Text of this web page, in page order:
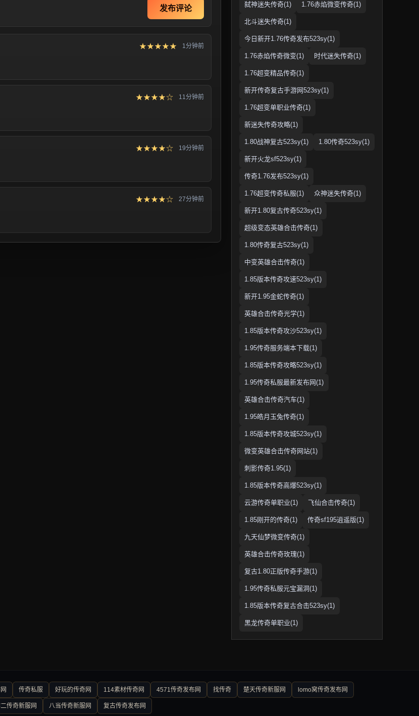
发布评论
★★★★★ 1分钟前
★★★★☆ 11分钟前
★★★★☆ 19分钟前
★★★★☆ 27分钟前
弑神迷失传奇(1) 1.76赤焰微变传奇(1)
北斗迷失传奇(1)
今日新开1.76传奇发布523sy(1)
1.76赤焰传奇微变(1) 时代迷失传奇(1)
1.76超变精品传奇(1)
新开传奇复古手游网523sy(1)
1.76超变单职业传奇(1)
新迷失传奇攻略(1)
1.80战神复古523sy(1) 1.80传奇523sy(1)
新开火龙sf523sy(1)
传奇1.76发布523sy(1)
1.76超变传奇私服(1) 众神迷失传奇(1)
新开1.80复古传奇523sy(1)
超级变态英雄合击传奇(1)
1.80传奇复古523sy(1)
中变英雄合击传奇(1)
1.85版本传奇攻速523sy(1)
新开1.95金蛇传奇(1)
英雄合击传奇光学(1)
1.85版本传奇攻沙523sy(1)
1.95传奇服务端本下载(1)
1.85版本传奇攻略523sy(1)
1.95传奇私服最新发布网(1)
英雄合击传奇汽车(1)
1.95皓月玉兔传奇(1)
1.85版本传奇攻城523sy(1)
微变英雄合击传奇网站(1)
刺影传奇1.95(1)
1.85版本传奇高爆523sy(1)
云游传奇单职业(1) 飞仙合击传奇(1)
1.85刚开的传奇(1) 传奇sf195逍遥版(1)
九天仙梦微变传奇(1)
英雄合击传奇玫瑰(1)
复古1.80正版传奇手游(1)
1.95传奇私服元宝漏洞(1)
1.85版本传奇复古合击523sy(1)
黑龙传奇单职业(1)
传奇私服 好玩的传奇网 114素材传奇网 4571传奇发布网 找传奇 楚天传奇新服网 lomo窝传奇发布网
传奇新服网 八当传奇新服网 复古传奇发布网